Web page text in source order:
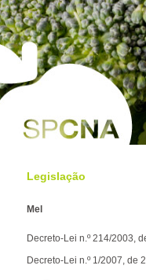
Legislação
Mel
Decreto-Lei n.º 214/2003,
Decreto-Lei n.º 1/2007, de